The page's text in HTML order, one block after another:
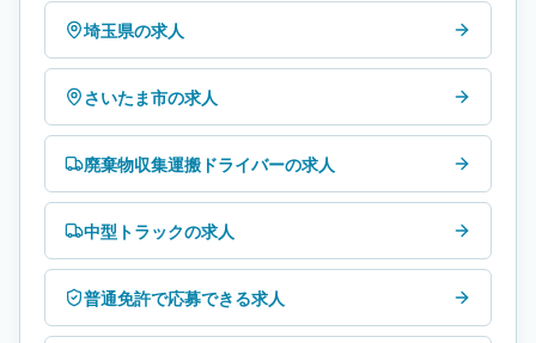
埼玉県の求人
さいたま市の求人
廃棄物収集運搬ドライバーの求人
中型トラックの求人
普通免許で応募できる求人